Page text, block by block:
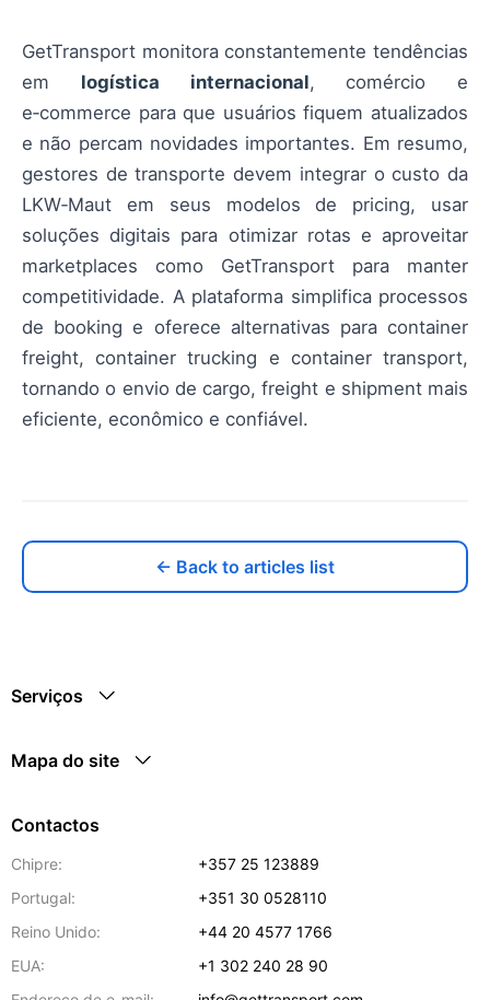
GetTransport monitora constantemente tendências
em logística internacional, comércio e
e‑commerce para que usuários fiquem atualizados
e não percam novidades importantes. Em resumo,
gestores de transporte devem integrar o custo da
LKW‑Maut em seus modelos de pricing, usar
soluções digitais para otimizar rotas e aproveitar
marketplaces como GetTransport para manter
competitividade. A plataforma simplifica processos
de booking e oferece alternativas para container
freight, container trucking e container transport,
tornando o envio de cargo, freight e shipment mais
eficiente, econômico e confiável.
← Back to articles list
Serviços
Mapa do site
Contactos
Chipre:
+357 25 123889
Portugal:
+351 30 0528110
Reino Unido:
+44 20 4577 1766
EUA:
+1 302 240 28 90